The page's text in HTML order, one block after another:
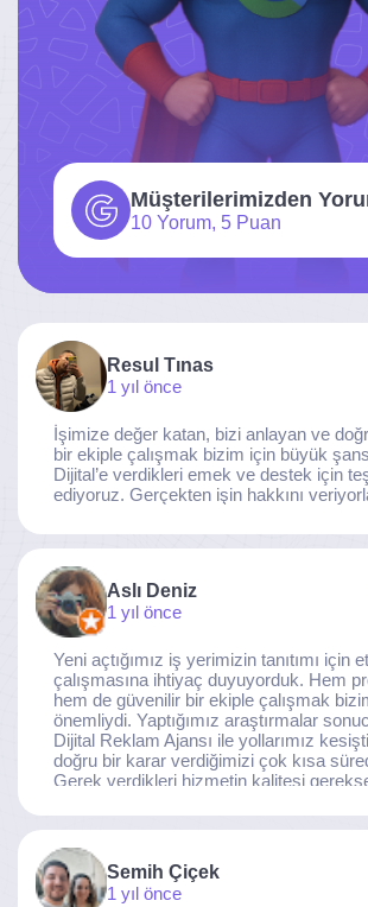
Müşterilerimizden
10 Yorum, 5 Puan
Resul Tınas
1 yıl önce
İşimize değer katan, bizi anlayan ve
bir ekiple çalışmak bizim için büyük
Dijital’e verdikleri emek ve destek için
ediyoruz. Gerçekten işin hakkını
Aslı Deniz
1 yıl önce
Yeni açtığımız iş yerimizin tanıtımı için
çalışmasına ihtiyaç duyuyorduk. Hem
hem de güvenilir bir ekiple çalışmak
önemliydi. Yaptığımız araştırmalar
Dijital Reklam Ajansı ile yollarımız
doğru bir karar verdiğimizi çok kısa
Gerek verdikleri hizmetin kalitesi
noktaya ulaştı. Kaliteden asla taviz
ekibine gönülden teşekkür ederiz.
Semih Çiçek
1 yıl önce